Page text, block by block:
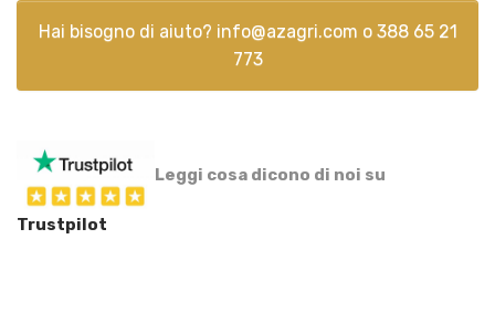
Hai bisogno di aiuto? info@azagri.com o 388 65 21
773
Leggi cosa dicono di noi su
Trustpilot